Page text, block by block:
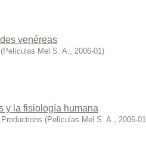
venéreas
(Películas Mel S. A., 2006-01)
y la fisiología humana
(Películas Mel S. A., 2006-01